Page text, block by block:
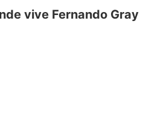
vive Fernando Gray